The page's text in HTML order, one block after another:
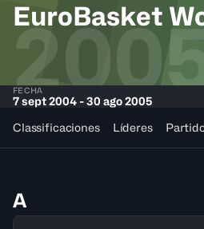
EuroBasket
FECHA
7 sept 2004 - 30 ago 2005
Classificaciones
Líderes
A